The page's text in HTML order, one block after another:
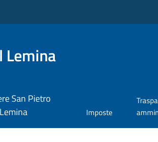
Lemina
San Pietro
Imposte